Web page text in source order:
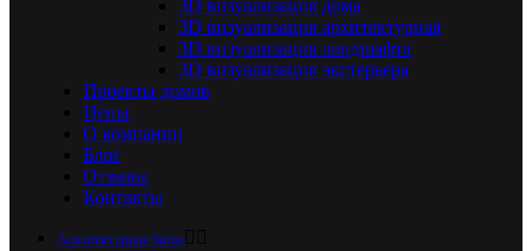
3D визуализация дома
3D визуализация архитектурная
3D визуализация ландшафта
3D визуализация экстерьера
Проекты домов
Цены
О компании
Блог
Отзывы
Контакты
Архитектурное бюро